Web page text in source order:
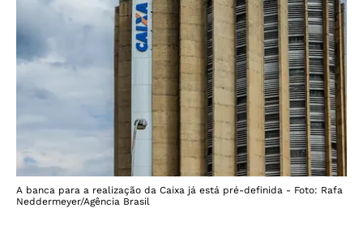
A banca para a realização da Caixa já está pré-definida - Foto: Rafa
Neddermeyer/Agência Brasil